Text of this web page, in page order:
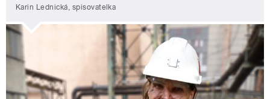
Karin Lednická, spisovatelka